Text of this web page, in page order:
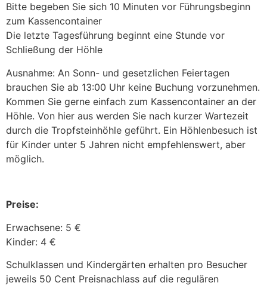
Bitte begeben Sie sich 10 Minuten vor Führungsbeginn
zum Kassencontainer
Die letzte Tagesführung beginnt eine Stunde vor
Schließung der Höhle
Ausnahme: An Sonn- und gesetzlichen Feiertagen
brauchen Sie ab 13:00 Uhr keine Buchung vorzunehmen.
Kommen Sie gerne einfach zum Kassencontainer an der
Höhle. Von hier aus werden Sie nach kurzer Wartezeit
durch die Tropfsteinhöhle geführt. Ein Höhlenbesuch ist
für Kinder unter 5 Jahren nicht empfehlenswert, aber
möglich.
Preise:
Erwachsene: 5 €
Kinder: 4 €
Schulklassen und Kindergärten erhalten pro Besucher
jeweils 50 Cent Preisnachlass auf die regulären